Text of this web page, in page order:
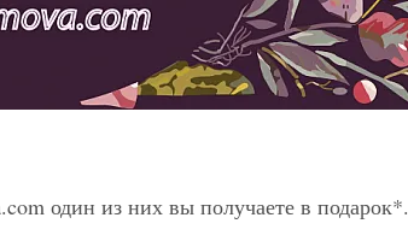
один из них вы получаете в подарок*.